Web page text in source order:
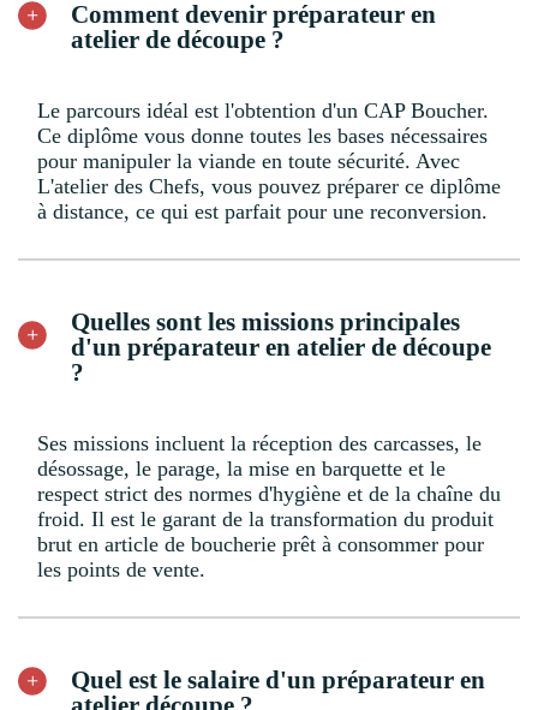
Comment devenir préparateur en
atelier de découpe ?
Le parcours idéal est l'obtention d'un CAP Boucher.
Ce diplôme vous donne toutes les bases nécessaires
pour manipuler la viande en toute sécurité. Avec
L'atelier des Chefs, vous pouvez préparer ce diplôme
à distance, ce qui est parfait pour une reconversion.
Quelles sont les missions principales
d'un préparateur en atelier de découpe
?
Ses missions incluent la réception des carcasses, le
désossage, le parage, la mise en barquette et le
respect strict des normes d'hygiène et de la chaîne du
froid. Il est le garant de la transformation du produit
brut en article de boucherie prêt à consommer pour
les points de vente.
Quel est le salaire d'un préparateur en